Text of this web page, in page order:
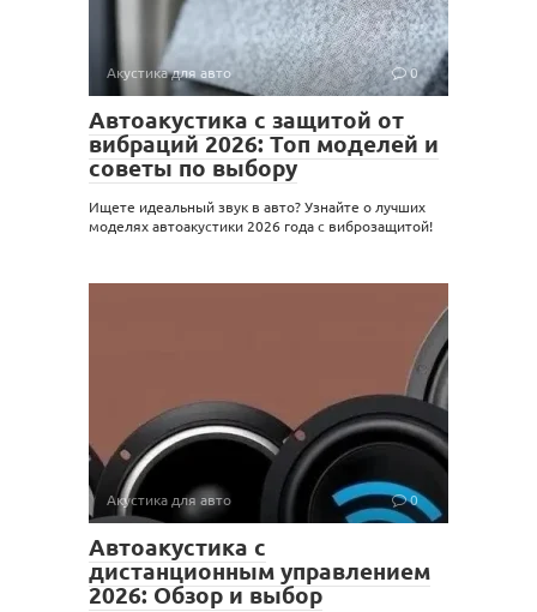
Акустика для авто 0
Автоакустика с защитой от
вибраций 2026: Топ моделей и
советы по выбору
Ищете идеальный звук в авто? Узнайте о лучших
моделях автоакустики 2026 года с виброзащитой!
Акустика для авто 0
Автоакустика с
дистанционным управлением
2026: Обзор и выбор